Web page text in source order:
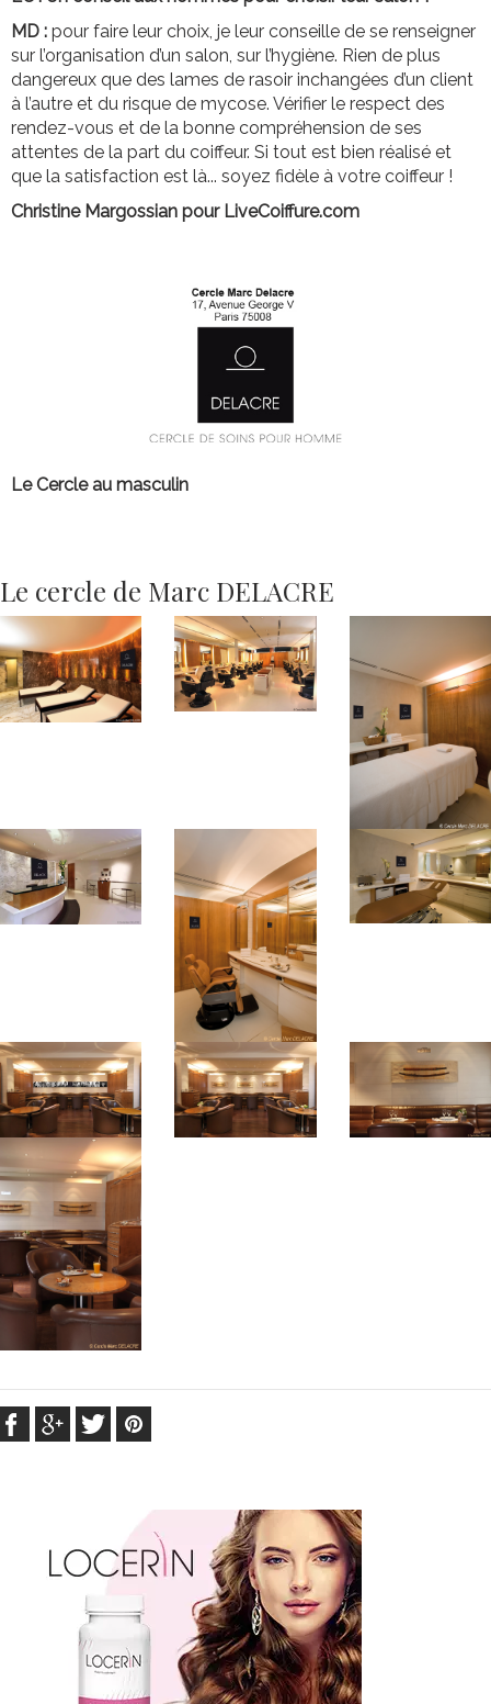
MD : pour faire leur choix, je leur conseille de se renseigner
sur l’organisation d’un salon, sur l’hygiène. Rien de plus
dangereux que des lames de rasoir inchangées d’un client
à l’autre et du risque de mycose. Vérifier le respect des
rendez-vous et de la bonne compréhension de ses
attentes de la part du coiffeur. Si tout est bien réalisé et
que la satisfaction est là... soyez fidèle à votre coiffeur !
Christine Margossian pour LiveCoiffure.com
Le Cercle au masculin
Le cercle de Marc DELACRE